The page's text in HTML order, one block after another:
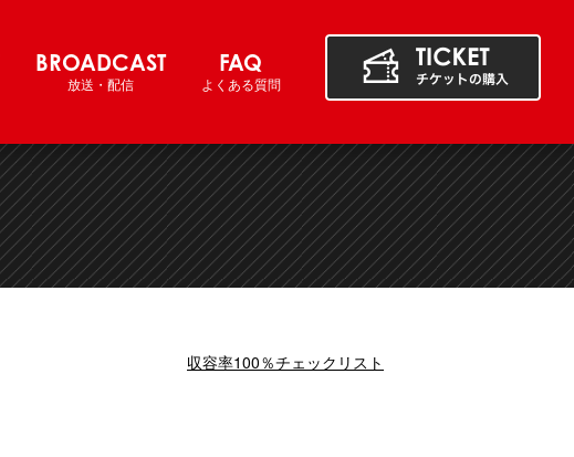
BROADCAST
放送・配信
FAQ
よくある質問
収容率100％チェックリスト